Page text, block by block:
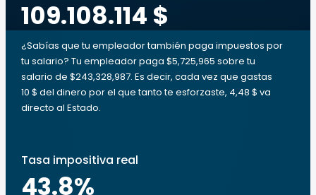
109.108.114 $
¿Sabías que tu empleador también paga impuestos por
tu salario? Tu empleador paga $5,725,965 sobre tu
salario de $243,328,987. Es decir, cada vez que gastas
10 $ del dinero por el que tanto te esforzaste, 4,48 $ va
directo al Estado.
Tasa impositiva real
43.8%